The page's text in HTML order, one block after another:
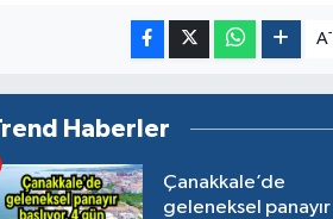
A-
Haberler
Çanakkale’de
geleneksel panayır